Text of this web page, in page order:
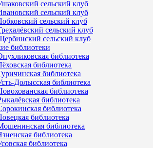
сельский клуб
сельский клуб
сельский клуб
сельский клуб
сельский клуб
библиотеки
библиотека
библиотека
библиотека
Долысская библиотека
библиотека
библиотека
библиотека
библиотека
библиотека
библиотека
библиотека